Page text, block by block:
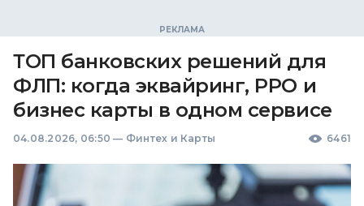
ТОП банковских решений для
ФЛП: когда эквайринг, РРО и
бизнес карты в одном сервисе
04.08.2026, 06:50 — Финтех и Карты 6461